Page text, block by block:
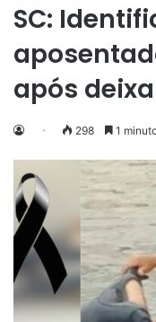
SC:
após
298 1